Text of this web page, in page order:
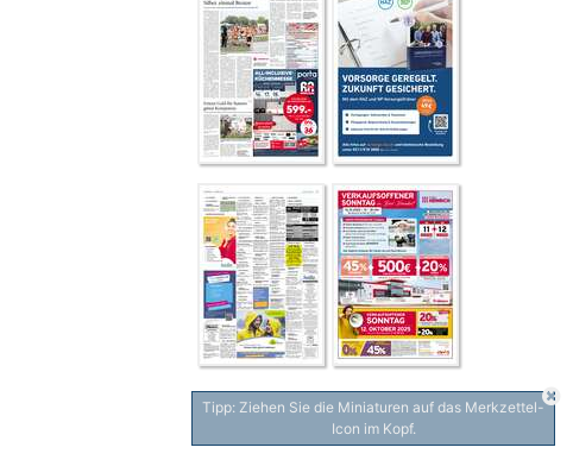
Tipp: Ziehen Sie die Miniaturen auf das Merkzettel-
Icon im Kopf.